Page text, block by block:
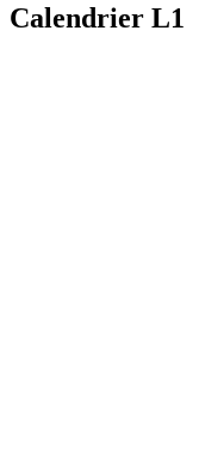
Calendrier L1